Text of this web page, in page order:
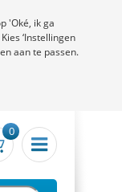
0
'Oké, ik ga
‘Instellingen
aan te passen.